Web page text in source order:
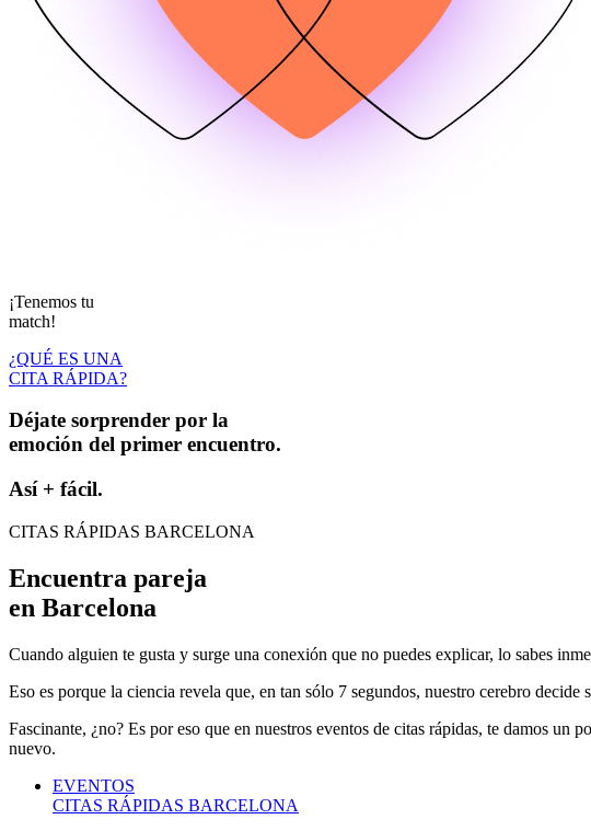
¡Tenemos tu
match!
¿QUÉ ES UNA
CITA RÁPIDA?
Déjate sorprender por la
emoción del primer encuentro.
Así + fácil.
CITAS RÁPIDAS BARCELONA
Encuentra pareja
en Barcelona
Cuando alguien te gusta y surge una conexión que no puedes explicar, lo sabes
Eso es porque la ciencia revela que, en tan sólo 7 segundos, nuestro cerebro decide
Fascinante, ¿no? Es por eso que en nuestros eventos de citas rápidas, te damos
nuevo.
EVENTOS
CITAS RÁPIDAS BARCELONA